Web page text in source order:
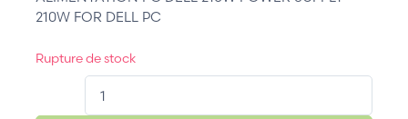
210W FOR DELL PC
Rupture de stock